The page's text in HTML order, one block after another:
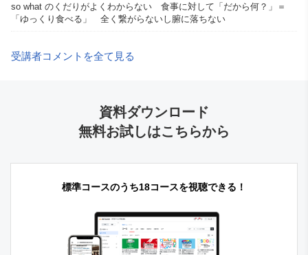
so what のくだりがよくわからない 食事に対して「だから何？」＝
「ゆっくり食べる」 全く繋がらないし腑に落ちない
受講者コメントを全て見る
資料ダウンロード
無料お試しはこちらから
標準コースのうち18コースを視聴できる！